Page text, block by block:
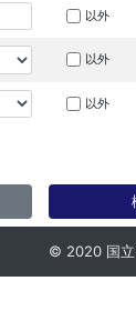
以外
以外
以外
© 2020 国